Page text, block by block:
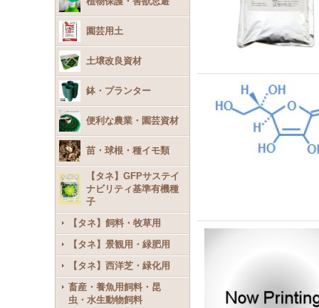
園芸用土
土壌改良資材
鉢・プランター
便利な農業・園芸資材
苗・球根・種イモ類
【タネ】GFPサステイ
ナビリティ基準有機種
子
【タネ】飼料・牧草用
【タネ】景観用・緑肥用
【タネ】西洋芝・緑化用
畜産・養魚用飼料・昆
虫・水生動物飼料